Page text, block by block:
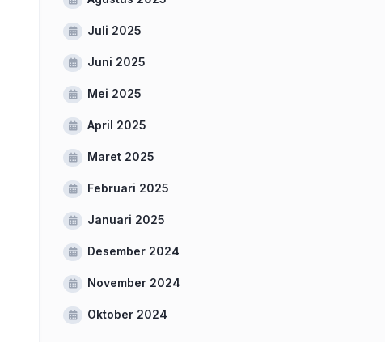
Juli 2025
Juni 2025
Mei 2025
April 2025
Maret 2025
Februari 2025
Januari 2025
Desember 2024
November 2024
Oktober 2024